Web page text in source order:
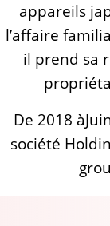
appareils
l’affaire
il prend sa
De 2018
société